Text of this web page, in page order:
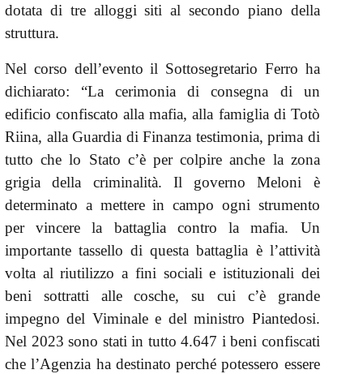
dotata di tre alloggi siti al secondo piano della
struttura.
Nel corso dell’evento il Sottosegretario Ferro ha
dichiarato: “La cerimonia di consegna di un
edificio confiscato alla mafia, alla famiglia di Totò
Riina, alla Guardia di Finanza testimonia, prima di
tutto che lo Stato c’è per colpire anche la zona
grigia della criminalità. Il governo Meloni è
determinato a mettere in campo ogni strumento
per vincere la battaglia contro la mafia. Un
importante tassello di questa battaglia è l’attività
volta al riutilizzo a fini sociali e istituzionali dei
beni sottratti alle cosche, su cui c’è grande
impegno del Viminale e del ministro Piantedosi.
Nel 2023 sono stati in tutto 4.647 i beni confiscati
che l’Agenzia ha destinato perché potessero essere